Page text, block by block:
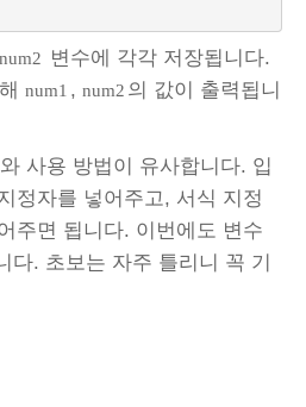
num2 변수에 각각 저장됩니다.
num1 , num2 의 값이 출력됩니
사용 방법이 유사합니다. 입
정자를 넣어주고, 서식 지정
주면 됩니다. 이번에도 변수
다. 초보는 자주 틀리니 꼭 기